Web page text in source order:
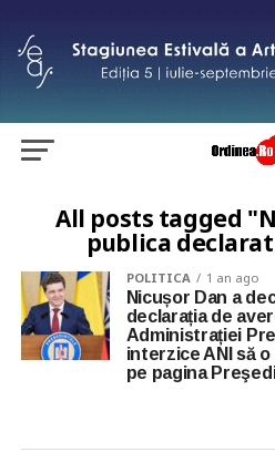
All posts tagged
publica
POLITICA 1 an ago
Nicușor Dan a
declarația de
Administrației
interzice ANI să
pe pagina